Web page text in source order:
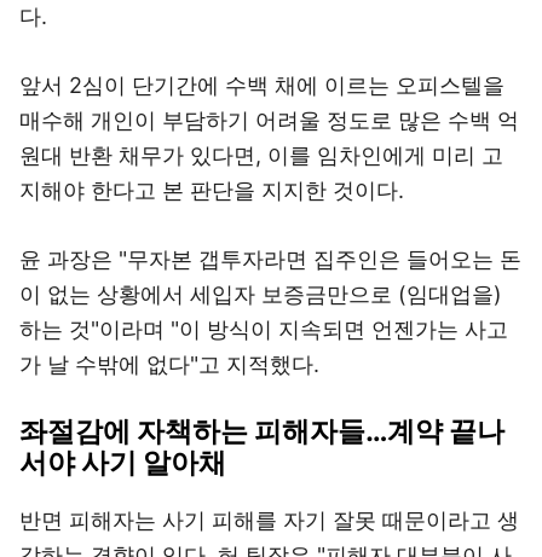
다.
앞서 2심이 단기간에 수백 채에 이르는 오피스텔을
매수해 개인이 부담하기 어려울 정도로 많은 수백 억
원대 반환 채무가 있다면, 이를 임차인에게 미리 고
지해야 한다고 본 판단을 지지한 것이다.
윤 과장은 "무자본 갭투자라면 집주인은 들어오는 돈
이 없는 상황에서 세입자 보증금만으로 (임대업을)
하는 것"이라며 "이 방식이 지속되면 언젠가는 사고
가 날 수밖에 없다"고 지적했다.
좌절감에 자책하는 피해자들…계약 끝나
서야 사기 알아채
반면 피해자는 사기 피해를 자기 잘못 때문이라고 생